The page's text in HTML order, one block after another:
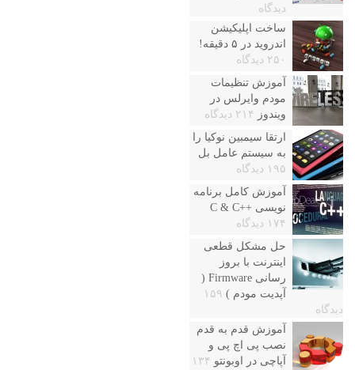
دیدگاه
ساخت اپلیکیشن
اندروید در ۵ دقیقه!
۲۵۰ دیدگاه
آموزش تنظیمات
مودم وایرلس در
ویندوز
۲۱۴ دیدگاه
ارتقا سیمبین نوکیا را
به سیستم عامل بل
۱۹۵ دیدگاه
آموزش کامل برنامه
نویسی ++C & C
۱۷۴ دیدگاه
حل مشکل قطعی
اینترنت با بروز
رسانی Firmware (
آپدیت مودم ) ۱۵۹
دیدگاه
آموزش قدم به قدم
نصب پی اچ پی و
آپاچی در اوبونتو ۱۳۴